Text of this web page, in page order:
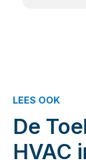
LEES OOK
De
HVAC